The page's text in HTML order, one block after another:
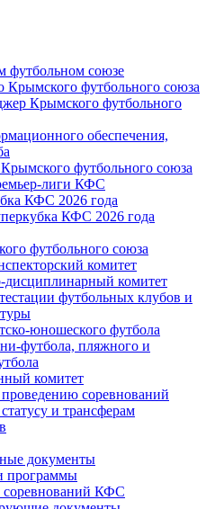
футбольном союзе
Крымского футбольного союза
Крымского футбольного
обеспечения,
футбольного союза
лиги КФС
КФС 2026 года
КФС 2026 года
футбольного союза
комитет
дисциплинарный комитет
футбольных клубов и
юношеского футбола
футбола, пляжного и
комитет
соревнований
и трансферам
документы
программы
соревнований КФС